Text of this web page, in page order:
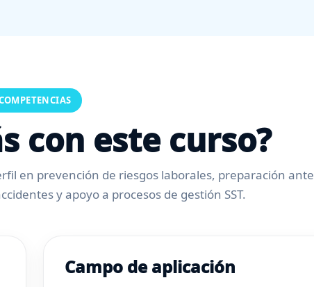
con este curso?
en prevención de riesgos laborales, preparación ante
y apoyo a procesos de gestión SST.
Campo de aplicación